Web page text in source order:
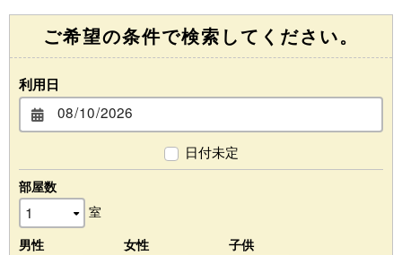
ご希望の条件で検索してください。
利用日
日付未定
部屋数
室
男性
女性
子供